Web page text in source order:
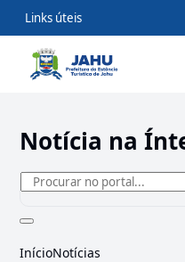
Links úteis
Notícia na
InícioNotícias